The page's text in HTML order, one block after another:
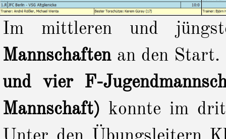
Im mittleren und
Mannschaftenan den Start.
und vier F-
Mannschaft) konnte im